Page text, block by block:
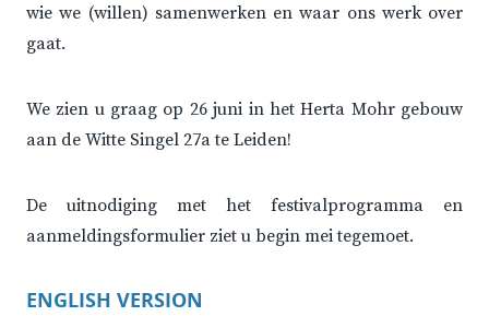
wie we (willen) samenwerken en waar ons werk over
gaat.
We zien u graag op 26 juni in het Herta Mohr gebouw
aan de Witte Singel 27a te Leiden!
De uitnodiging met het festivalprogramma en
aanmeldingsformulier ziet u begin mei tegemoet.
ENGLISH VERSION